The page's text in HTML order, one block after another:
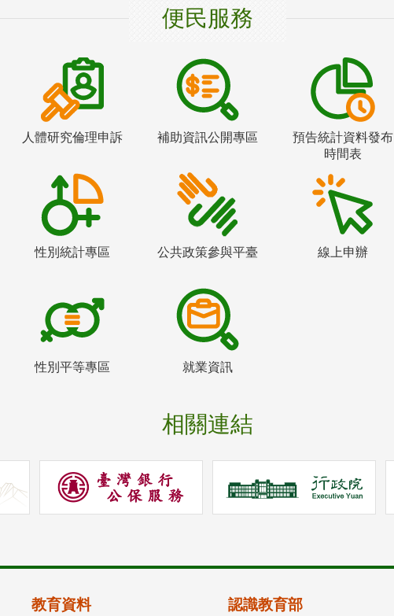
便民服務
人體研究倫理申訴 補助資訊公開專區
預告統計資料發布
時間表
性別統計專區 公共政策參與平臺 線上申辦
性別平等專區 就業資訊
相關連結
教育資料 認識教育部